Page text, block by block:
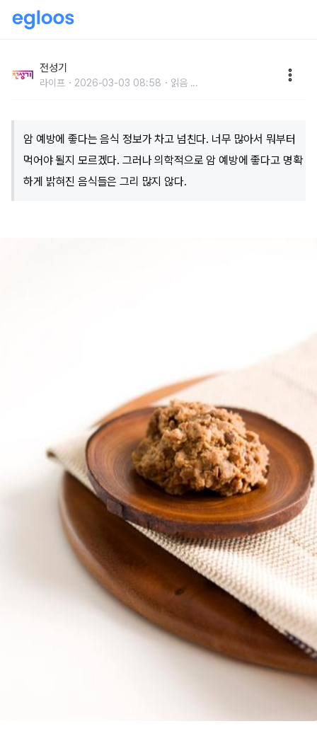
전성기
라이프 2026-03-03 08:58 읽음 ...
암 예방에 좋다는 음식 정보가 차고 넘친다. 너무 많아서 뭐부터
먹어야 될지 모르겠다. 그러나 의학적으로 암 예방에 좋다고 명확
하게 밝혀진 음식들은 그리 많지 않다.